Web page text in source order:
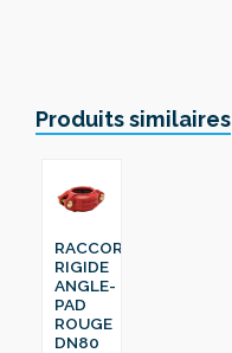
Produits similaires
RACCORD
RIGIDE
ANGLE-
PAD
ROUGE
DN80